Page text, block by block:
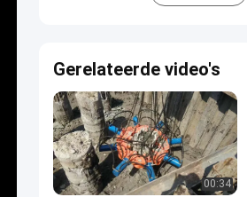
Gerelateerde video's
00:34